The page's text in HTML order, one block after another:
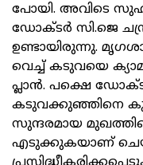
പോയി. അവിടെ
ഡോക്ടർ സി.ജെ
ഉണ്ടായിരുന്നു.
വെച്ച് കടുവയെ
പ്ലാൻ. പക്ഷെ
കടുവക്കുഞ്ഞിനെ
സുന്ദരമായ
എടുക്കുകയാണ്